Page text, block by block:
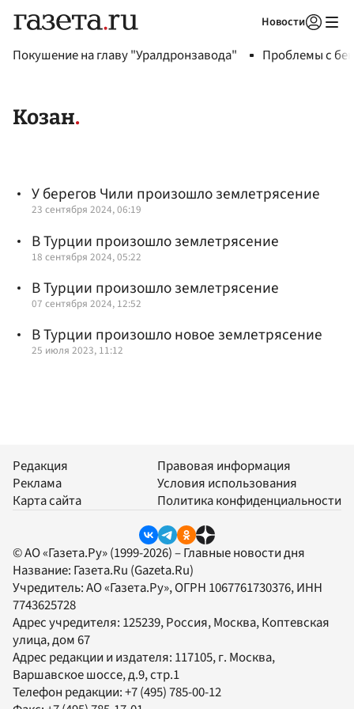
Новости
Покушение на главу "Уралдронзавода" Проблемы с
Козан
У берегов Чили произошло землетрясение
23 сентября 2024, 06:19
В Турции произошло землетрясение
18 сентября 2024, 05:22
В Турции произошло землетрясение
07 сентября 2024, 12:52
В Турции произошло новое землетрясение
25 июля 2023, 11:12
Редакция
Реклама
Карта сайта
Правовая информация
Условия использования
Политика конфиденциальности
© АО «Газета.Ру» (1999-2026) – Главные новости дня
Название: Газета.Ru (Gazeta.Ru)
Учредитель:АО «Газета.Ру», ОГРН 1067761730376, ИНН
7743625728
Адрес учредителя: 125239, Россия, Москва, Коптевская
улица, дом 67
Адрес редакции и издателя: 117105, г. Москва,
Варшавское шоссе, д.9, стр.1
Телефон редакции:+7 (495) 785-00-12